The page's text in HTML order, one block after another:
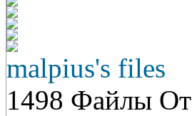
malpius's files
1498 Файлы От